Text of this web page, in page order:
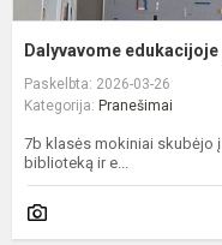
Dalyvavome
Paskelbta: 2026-03-26
Kategorija: Pranešimai
7b klasės mokiniai skubėjo
biblioteką ir e...